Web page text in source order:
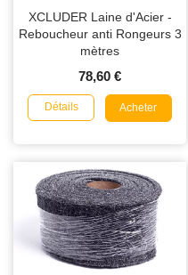
XCLUDER Laine d'Acier -
Reboucheur anti Rongeurs 3
mètres
78,60 €
Détails Acheter